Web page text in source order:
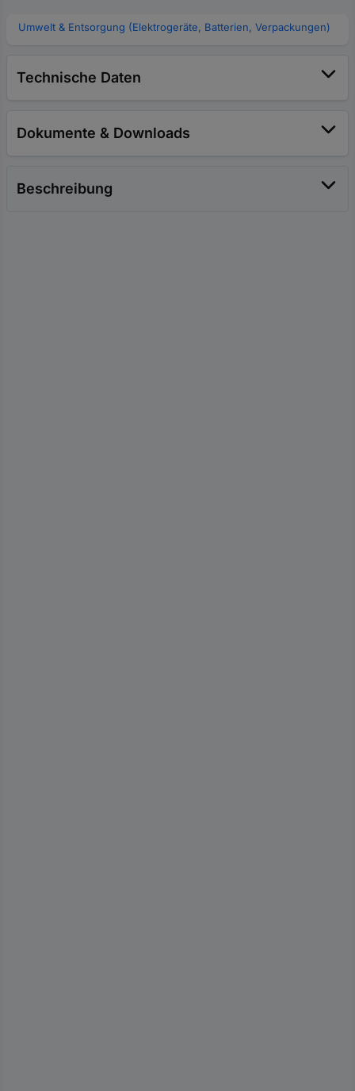
Umwelt & Entsorgung (Elektrogeräte, Batterien, Verpackungen)
Technische Daten
Dokumente & Downloads
Beschreibung